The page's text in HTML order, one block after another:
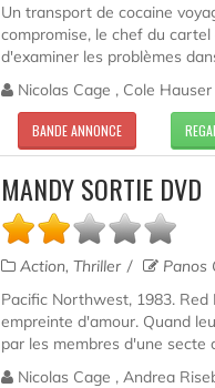
Un transport de cocaine
compromise, le chef du
d'examiner les problèmes
Nicolas Cage , Cole
BANDE ANNONCE
MANDY SORTIE DVD
Action, Thriller Panos
Pacific Northwest, 1983.
empreinte d'amour. Quand
par les membres d'une secte
Nicolas Cage , Andrea